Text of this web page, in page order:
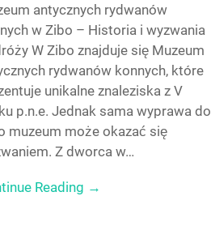
antycznych rydwanów
w Zibo – Historia i wyzwania
W Zibo znajduje się Muzeum
rydwanów konnych, które
unikalne znaleziska z V
p.n.e. Jednak sama wyprawa do
muzeum może okazać się
Z dworca w…
Reading →